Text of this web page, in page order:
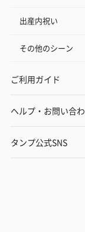
出産内祝い
その他のシーン
ご利用ガイド
ヘルプ・お問い合
タンプ公式SNS